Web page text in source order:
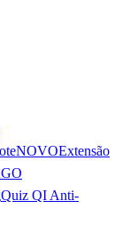
NOVOExtensão
Quiz QI Anti-